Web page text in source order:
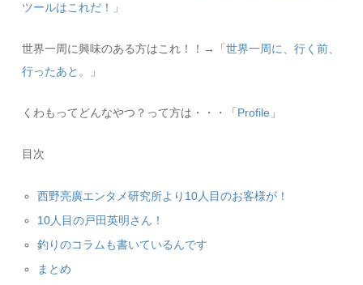
ツールはこれだ！
」
世界一周に興味のある方はこれ！！→「世界一周に、行く前、
行ったあと。
」
くわもってどんなやつ？って方は・・・「 Profile 」
目次
西野亮廣エンタメ研究所より10人目のお客様が！
10人目の戸田英明さん！
釣りのコラムも書いているんです
まとめ